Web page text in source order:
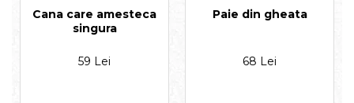
Cana care amesteca
singura
59 Lei
Paie din gheata
68 Lei